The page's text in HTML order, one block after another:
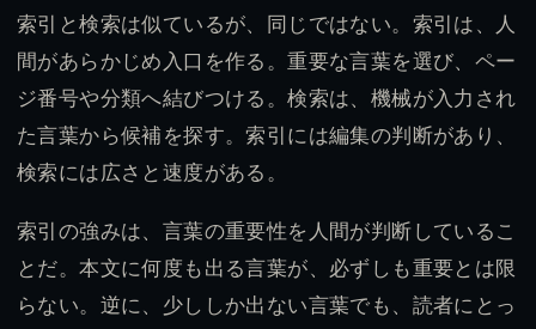
索引と検索は似ているが、同じではない。索引は、人
間があらかじめ入口を作る。重要な言葉を選び、ペー
ジ番号や分類へ結びつける。検索は、機械が入力され
た言葉から候補を探す。索引には編集の判断があり、
検索には広さと速度がある。
索引の強みは、言葉の重要性を人間が判断しているこ
とだ。本文に何度も出る言葉が、必ずしも重要とは限
らない。逆に、少ししか出ない言葉でも、読者にとっ